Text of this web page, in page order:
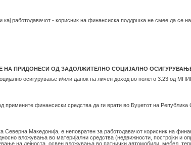
работодавачот - корисник на финансиска поддршка не смее да се
НА ПРИДОНЕСИ ОД ЗАДОЛЖИТЕЛНО СОЦИЈАЛНО
осигурување и/или данок на личен доход во полето 3.23 од
примените финансиски средства да ги врати во Буџетот на Република
Македонија, е неповратен за работодавачот корисник на
вложувања во материјални средства (недвижности, постројки и
на дејноста, освен вложувања во патнички автомобили, мебел,